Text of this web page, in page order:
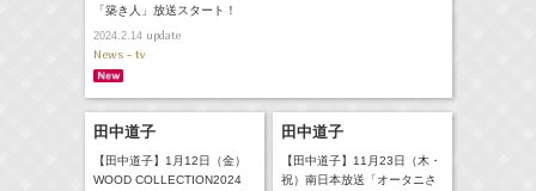
「築き人」放送スタート！
2024.2.14update
News - tv
田中道子
【田中道子】1月12日（金）
WOOD COLLECTION2024
田中道子
【田中道子】11月23日（木・
祝）南日本放送「オータニさ